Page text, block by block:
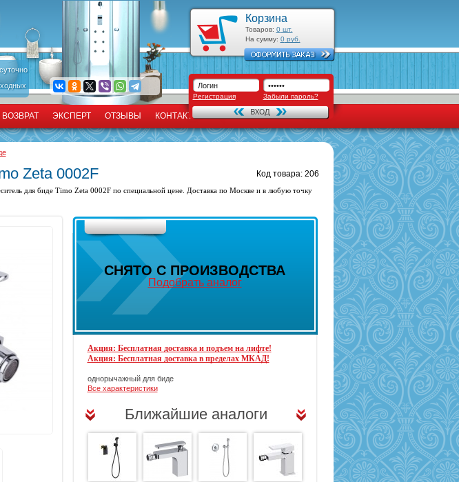
Корзина
Товаров: 0шт.
На сумму: 0руб.
Регистрация Забыли пароль?
ВОЗВРАТ ЭКСПЕРТ ОТЗЫВЫ КОНТАКТЫ
Код товара: 206
Zeta 0002F
для биде Timo Zeta 0002F по специальной цене. Доставка по Москве и в любую точку
СНЯТО С ПРОИЗВОДСТВА
Подобрать аналог
Акция: Бесплатная доставка и подъем на лифте!
Акция: Бесплатная доставка в пределах МКАД!
однорычажный для биде
Все характеристики
Ближайшие аналоги